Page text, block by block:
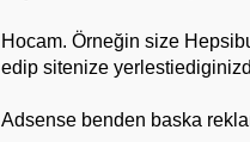
Hocam. Örneğin size
edip sitenize
Adsense benden baska